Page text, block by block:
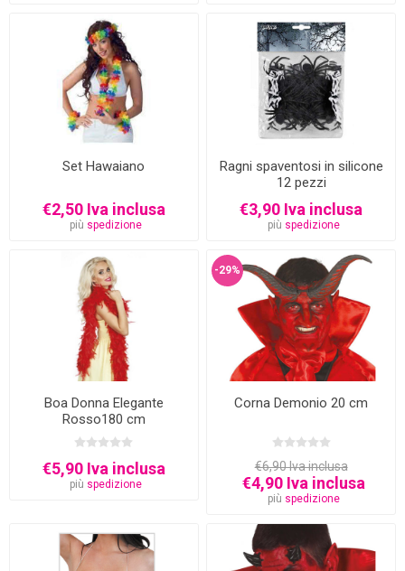
Set Hawaiano
€2,50 Iva inclusa
più spedizione
Ragni spaventosi in silicone
12 pezzi
€3,90 Iva inclusa
più spedizione
Boa Donna Elegante
Rosso180 cm
€5,90 Iva inclusa
più spedizione
-29%
Corna Demonio 20 cm
€6,90 Iva inclusa
€4,90 Iva inclusa
più spedizione